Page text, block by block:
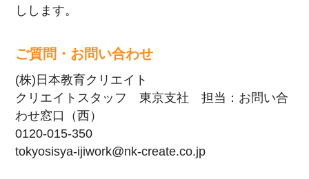
しします。
ご質問・お問い合わせ
(株)日本教育クリエイト
クリエイトスタッフ 東京支社 担当：お問い合
わせ窓口（西）
0120-015-350
tokyosisya-ijiwork@nk-create.co.jp